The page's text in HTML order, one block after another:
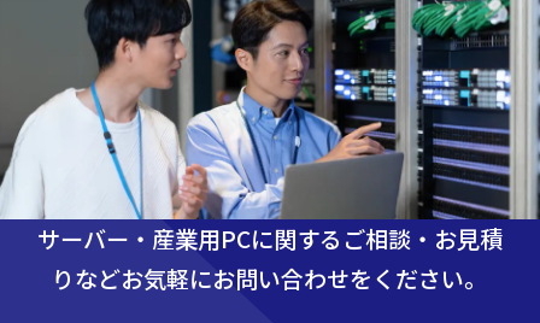
サーバー・産業用PCに関するご相談・お見積
りなどお気軽にお問い合わせをください。